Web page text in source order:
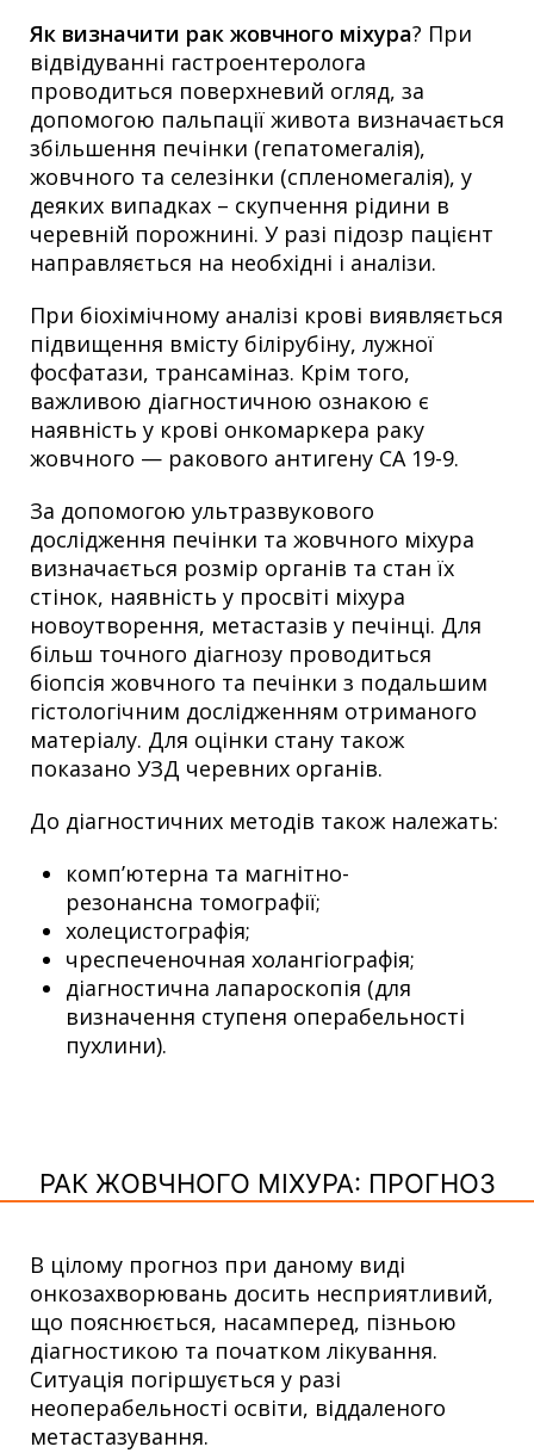
Як визначити рак жовчного міхура? При
відвідуванні гастроентеролога
проводиться поверхневий огляд, за
допомогою пальпації живота визначається
збільшення печінки (гепатомегалія),
жовчного та селезінки (спленомегалія), у
деяких випадках – скупчення рідини в
черевній порожнині. У разі підозр пацієнт
направляється на необхідні і аналізи.
При біохімічному аналізі крові виявляється
підвищення вмісту білірубіну, лужної
фосфатази, трансаміназ. Крім того,
важливою діагностичною ознакою є
наявність у крові онкомаркера раку
жовчного — ракового антигену СА 19-9.
За допомогою ультразвукового
дослідження печінки та жовчного міхура
визначається розмір органів та стан їх
стінок, наявність у просвіті міхура
новоутворення, метастазів у печінці. Для
більш точного діагнозу проводиться
біопсія жовчного та печінки з подальшим
гістологічним дослідженням отриманого
матеріалу. Для оцінки стану також
показано УЗД черевних органів.
До діагностичних методів також належать:
комп’ютерна та магнітно-
резонансна томографії;
холецистографія;
чреспеченочная холангіографія;
діагностична лапароскопія (для
визначення ступеня операбельності
пухлини).
РАК ЖОВЧНОГО МІХУРА: ПРОГНОЗ
В цілому прогноз при даному виді
онкозахворювань досить несприятливий,
що пояснюється, насамперед, пізньою
діагностикою та початком лікування.
Ситуація погіршується у разі
неоперабельності освіти, віддаленого
метастазування.